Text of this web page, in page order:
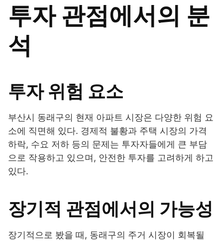
투자 관점에서의 분
석
투자 위험 요소
부산시 동래구의 현재 아파트 시장은 다양한 위험 요
소에 직면해 있다. 경제적 불황과 주택 시장의 가격
하락, 수요 저하 등의 문제는 투자자들에게 큰 부담
으로 작용하고 있으며, 안전한 투자를 고려하게 하고
있다.
장기적 관점에서의 가능성
장기적으로 봤을 때, 동래구의 주거 시장이 회복될